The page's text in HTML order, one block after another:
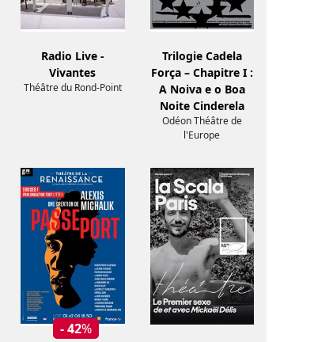
Radio Live -
Vivantes
Théâtre du Rond-Point
Trilogie Cadela
Força – Chapitre I :
A Noiva e o Boa
Noite Cinderela
Odéon Théâtre de
l'Europe
- 42%